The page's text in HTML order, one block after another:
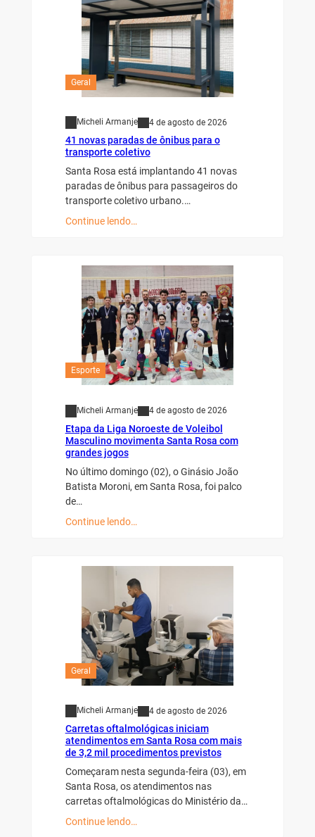
Geral
Micheli Armanje 4 de agosto de 2026
41 novas paradas de ônibus para o
transporte coletivo
Santa Rosa está implantando 41 novas
paradas de ônibus para passageiros do
transporte coletivo urbano.…
Continue lendo…
Esporte
Micheli Armanje 4 de agosto de 2026
Etapa da Liga Noroeste de Voleibol
Masculino movimenta Santa Rosa com
grandes jogos
No último domingo (02), o Ginásio João
Batista Moroni, em Santa Rosa, foi palco
de…
Continue lendo…
Geral
Micheli Armanje 4 de agosto de 2026
Carretas oftalmológicas iniciam
atendimentos em Santa Rosa com mais
de 3,2 mil procedimentos previstos
Começaram nesta segunda-feira (03), em
Santa Rosa, os atendimentos nas
carretas oftalmológicas do Ministério da…
Continue lendo…